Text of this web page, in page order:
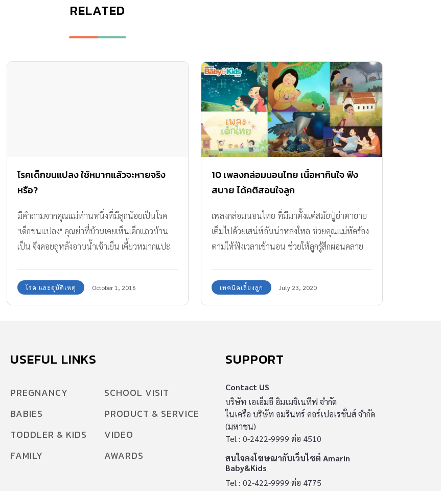
RELATED
โรคเด็กขนแปลง ใช้หมากแล้วจะหายจริง
หรือ?
มีคำถามจากคุณแม่ท่านหนึ่งที่มีลูกน้อยเป็นโรค
"เด็กขนแปลง" คุณย่าที่บ้านเคยเห็นเด็กแถวบ้าน
เป็น จึงคอยถูหลังอาบน้ำเช้าเย็น เคี้ยวหมากแปะ
ของคนโบราณที่สืบทอดต่อกันมากันแน่
โรค และอุบัติเหตุ October 1, 2016
10 เพลงกล่อมนอนไทย เนื้อหากินใจ ฟัง
สบาย ได้คติสอนใจลูก
เพลงกล่อมนอนไทย ที่มีมาตั้งแต่สมัยปู่ย่าตายาย
เต็มไปด้วยเสน่ห์อันน่าหลงใหล ช่วยคุณแม่หัดร้อง
ตามให้ฟังเวลาเข้านอน ช่วยให้ลูกรู้สึกผ่อนคลาย
เทคนิคเลี้ยงลูก July 23, 2020
USEFUL LINKS
PREGNANCY
BABIES
TODDLER & KIDS
FAMILY
SCHOOL VISIT
PRODUCT & SERVICE
VIDEO
AWARDS
SUPPORT
Contact US
บริษัท เอเอ็มอี อิมเมจิเนทีฟ จำกัด
ในเครือ บริษัท อมรินทร์ คอร์เปอเรชั่นส์ จำกัด
(มหาชน)
Tel : 0-2422-9999 ต่อ 4510
สนใจลงโฆษณากับเว็บไซต์ Amarin
Baby&Kids
Tel : 02-422-9999 ต่อ 4775